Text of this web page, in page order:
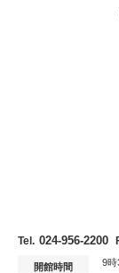
Tel. 024-956-2200
開館時間 9時